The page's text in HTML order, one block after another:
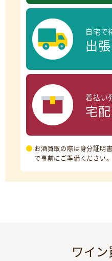
自宅で
出
着払い
宅
お酒買取の際は身分証明
で事前にご準備ください。
ワイ